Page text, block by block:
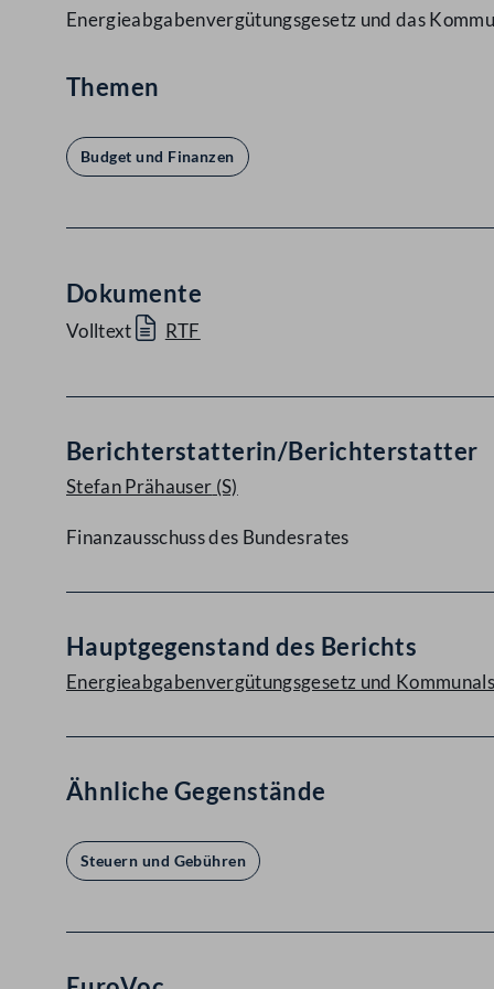
Energieabgabenvergütungsgesetz und das
Themen
Budget und Finanzen
Dokumente
Volltext RTF
Berichterstatterin/Berichterstatter
Stefan Prähauser (S)
Finanzausschuss des Bundesrates
Hauptgegenstand des Berichts
Energieabgabenvergütungsgesetz und
Ähnliche Gegenstände
Steuern und Gebühren